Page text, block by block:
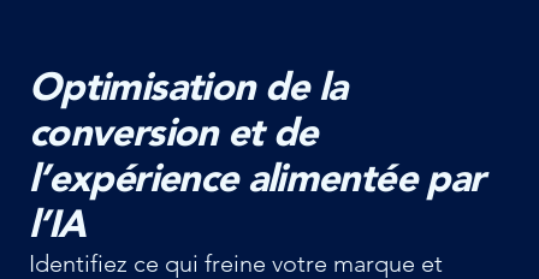
Optimisation de la
conversion et de
l’expérience alimentée par
l’IA
Identifiez ce qui freine votre marque et